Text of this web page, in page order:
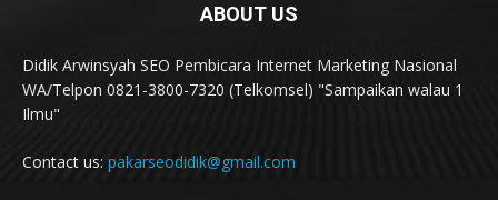
ABOUT US
Didik Arwinsyah SEO Pembicara Internet Marketing Nasional
WA/Telpon 0821-3800-7320 (Telkomsel) "Sampaikan walau 1
Ilmu"
Contact us: pakarseodidik@gmail.com